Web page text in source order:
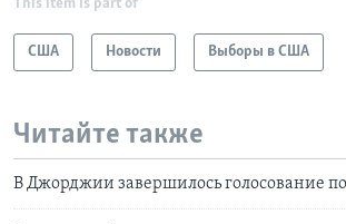
This item is part of
США Новости Выборы в США
Читайте также
В Джорджии завершилось голосование